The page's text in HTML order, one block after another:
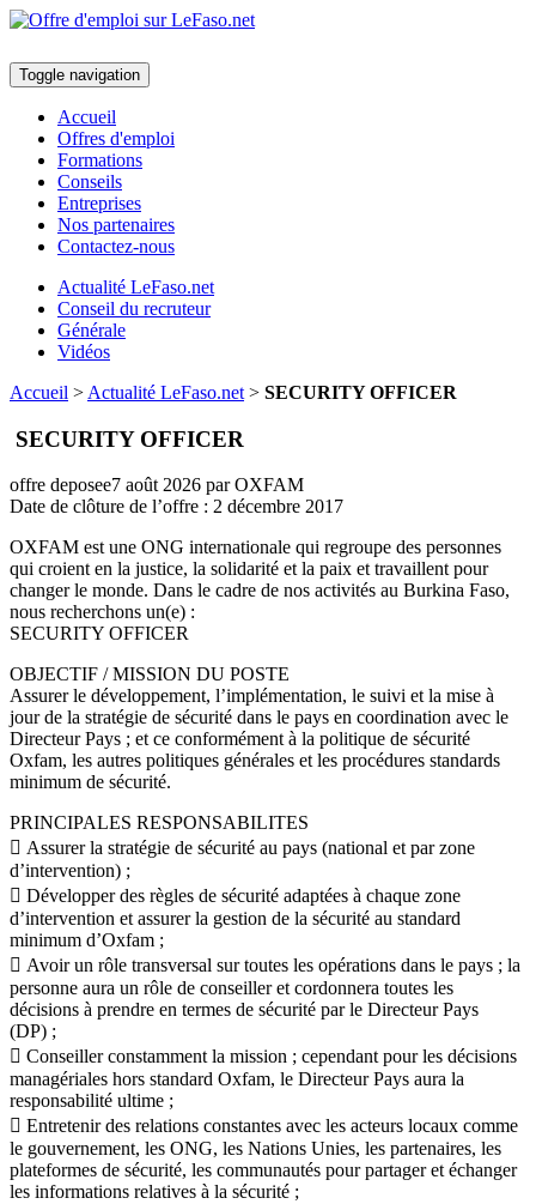
Toggle navigation
Accueil
Offres d'emploi
Formations
Conseils
Entreprises
Nos partenaires
Contactez-nous
Actualité LeFaso.net
Conseil du recruteur
Générale
Vidéos
Accueil > Actualité LeFaso.net > SECURITY OFFICER
SECURITY OFFICER
offre deposee7 août 2026 par OXFAM
Date de clôture de l’offre : 2 décembre 2017
OXFAM est une ONG internationale qui regroupe des personnes
qui croient en la justice, la solidarité et la paix et travaillent pour
changer le monde. Dans le cadre de nos activités au Burkina Faso,
nous recherchons un(e) :
SECURITY OFFICER
OBJECTIF / MISSION DU POSTE
Assurer le développement, l’implémentation, le suivi et la mise à
jour de la stratégie de sécurité dans le pays en coordination avec le
Directeur Pays ; et ce conformément à la politique de sécurité
Oxfam, les autres politiques générales et les procédures standards
minimum de sécurité.
PRINCIPALES RESPONSABILITES
 Assurer la stratégie de sécurité au pays (national et par zone
d’intervention) ;
 Développer des règles de sécurité adaptées à chaque zone
d’intervention et assurer la gestion de la sécurité au standard
minimum d’Oxfam ;
 Avoir un rôle transversal sur toutes les opérations dans le pays ; la
personne aura un rôle de conseiller et cordonnera toutes les
décisions à prendre en termes de sécurité par le Directeur Pays
(DP) ;
 Conseiller constamment la mission ; cependant pour les décisions
managériales hors standard Oxfam, le Directeur Pays aura la
responsabilité ultime ;
 Entretenir des relations constantes avec les acteurs locaux comme
le gouvernement, les ONG, les Nations Unies, les partenaires, les
plateformes de sécurité, les communautés pour partager et échanger
les informations relatives à la sécurité ;